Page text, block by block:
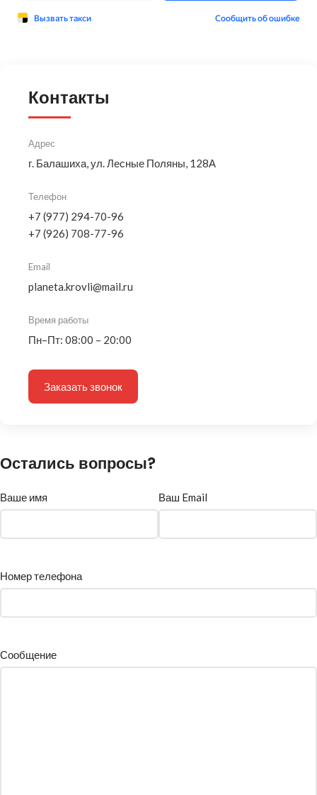
Контакты
Адрес
г. Балашиха, ул. Лесные Поляны, 128А
Телефон
+7 (977) 294-70-96
+7 (926) 708-77-96
Email
planeta.krovli@mail.ru
Время работы
Пн–Пт: 08:00 – 20:00
Заказать звонок
Остались вопросы?
Ваше имя Ваш Email
Номер телефона
Сообщение